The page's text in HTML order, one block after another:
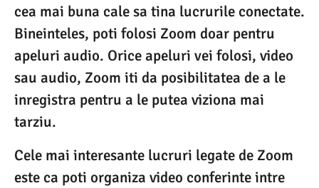
cea mai buna cale sa tina lucrurile conectate.
Bineinteles, poti folosi Zoom doar pentru
apeluri audio. Orice apeluri vei folosi, video
sau audio, Zoom iti da posibilitatea de a le
inregistra pentru a le putea viziona mai
tarziu.
Cele mai interesante lucruri legate de Zoom
este ca poti organiza video conferinte intre